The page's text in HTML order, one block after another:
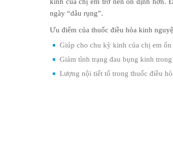
ngày “dâu rụng”.
Ưu điểm của thuốc điều hòa kinh
Giúp cho chu kỳ kinh của chị em ổn
Giảm tình trạng đau bụng kinh
Lượng nội tiết tố trong thuốc điều